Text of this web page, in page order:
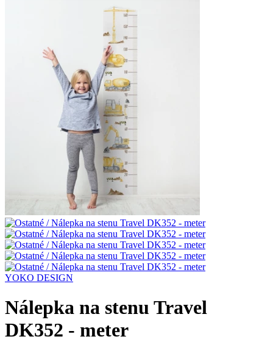
YOKO DESIGN
Nálepka na stenu Travel
DK352 - meter